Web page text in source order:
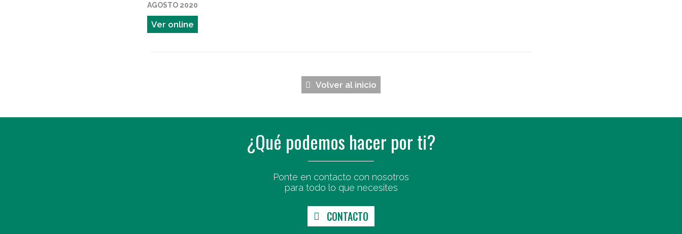
AGOSTO 2020
Ver online
Volver al inicio
¿Qué podemos hacer por ti?
Ponte en contacto con nosotros
para todo lo que necesites
CONTACTO